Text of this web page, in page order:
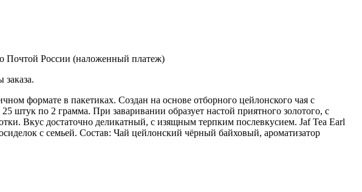
Почтой России (наложенный платеж)
формате в пакетиках. Создан на основе отборного цейлонского чая с
штук по 2 грамма. При заваривании образует настой приятного золотого, с
Вкус достаточно деликатный, с изящным терпким послевкусием. Jaf Tea Earl
с семьей. Состав: Чай цейлонский чёрный байховый, ароматизатор